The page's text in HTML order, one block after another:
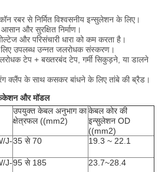
रबर से निर्मित विश्वसनीय इन्सुलेशन के लिए।
और सुरक्षित निर्माण।
और परिसंचारी धारा को कम करता है।
लिए उपलब्ध उन्नत जलरोधक संस्करण।
टेप + बख्तरबंद टेप, गर्मी सिकुड़ने, या डालने
क्लैंप के साथ कसकर बांधने के लिए तांबे की ब्रैड।
और मॉडल
उपयुक्त केबल अनुभाग का
क्षेत्रफल ((mm2)
केबल कोर की
इन्सुलेशन OD
((mm2)
J-35 से 70 19.3 ~ 22.1
J-95 से 185 23.7~28.4